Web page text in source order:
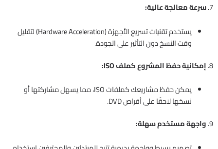
7. سرعة معالجة عالية:
يستخدم تقنيات تسريع الأجهزة (Hardware Acceleration) لتقليل
وقت النسخ دون التأثير على الجودة.
8. إمكانية حفظ المشروع كملف ISO:
يمكن حفظ مشاريعك كملفات ISO، مما يسهل مشاركتها أو
نسخها لاحقًا على أقراص DVD.
9. واجهة مستخدم سهلة: